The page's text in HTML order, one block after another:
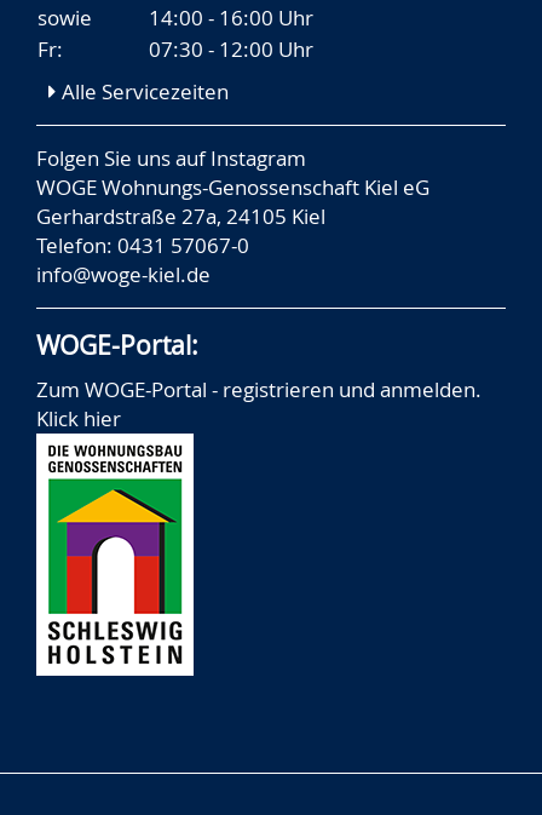
sowie
14:00 - 16:00 Uhr
Fr:
07:30 - 12:00 Uhr
Alle Servicezeiten
Folgen Sie uns aufInstagram
WOGE Wohnungs-Genossenschaft Kiel eG
Gerhardstraße 27a, 24105 Kiel
Telefon: 0431 57067-0
info@woge-kiel.de
WOGE-Portal:
Zum WOGE-Portal - registrieren und anmelden.
Klick hier